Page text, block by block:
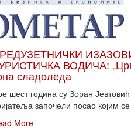
ВОДИЧА:
сладоледа
шест година су Зоран
започели посао којим
More